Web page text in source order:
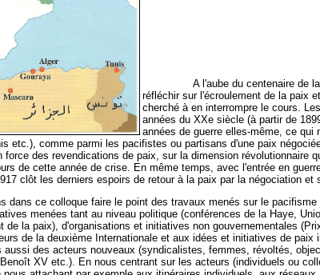
A l'aube du centenaire de
réfléchir sur l'écroulement de la paix
cherché à en interrompre le cours.
années du XXe siècle (à partir de
années de guerre elles-même, ce
etc.), comme parmi les pacifistes ou partisans d'une paix
force des revendications de paix, sur la dimension
de cette année de crise. En même temps, avec l'entrée en
clôt les derniers espoirs de retour à la paix par la négociation
ce colloque faire le point des travaux menés sur le pacifisme
menées tant au niveau politique (conférences de la Haye,
de la paix), d'organisations et initiatives non gouvernementales
de la deuxième Internationale et aux idées et initiatives de
aussi des acteurs nouveaux (syndicalistes, femmes, révoltés,
XV etc.). En nous centrant sur les acteurs (individuels ou